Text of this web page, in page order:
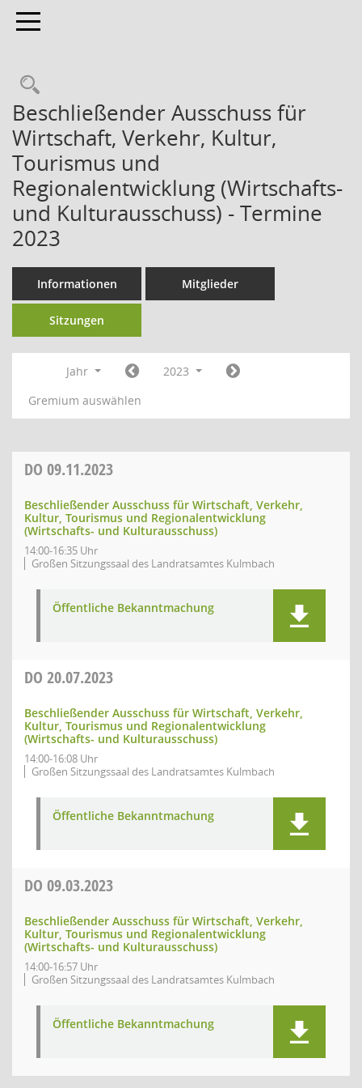
Toggle navigation
Beschließender Ausschuss für
Wirtschaft, Verkehr, Kultur,
Tourismus und
Regionalentwicklung (Wirtschafts-
und Kulturausschuss) - Termine
2023
Informationen Mitglieder
Sitzungen
Jahr
2023
Gremium auswählen
DO 09.11.2023
Beschließender Ausschuss für Wirtschaft, Verkehr,
Kultur, Tourismus und Regionalentwicklung
(Wirtschafts- und Kulturausschuss)
14:00-16:35 Uhr
Großen Sitzungssaal des Landratsamtes Kulmbach
Öffentliche Bekanntmachung
DO 20.07.2023
Beschließender Ausschuss für Wirtschaft, Verkehr,
Kultur, Tourismus und Regionalentwicklung
(Wirtschafts- und Kulturausschuss)
14:00-16:08 Uhr
Großen Sitzungssaal des Landratsamtes Kulmbach
Öffentliche Bekanntmachung
DO 09.03.2023
Beschließender Ausschuss für Wirtschaft, Verkehr,
Kultur, Tourismus und Regionalentwicklung
(Wirtschafts- und Kulturausschuss)
14:00-16:57 Uhr
Großen Sitzungssaal des Landratsamtes Kulmbach
Öffentliche Bekanntmachung